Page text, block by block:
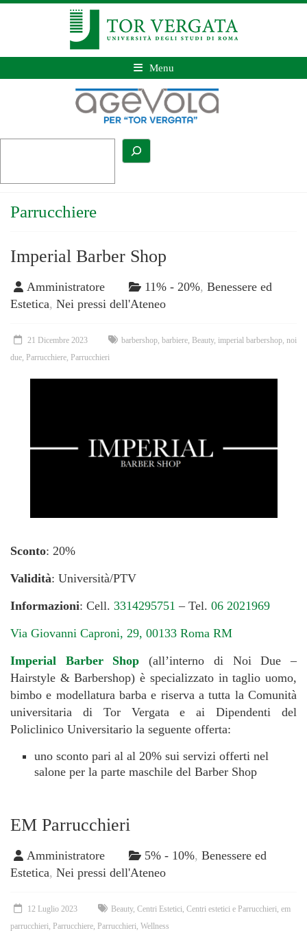
Menu
Parrucchiere
Imperial Barber Shop
Amministratore 11% - 20%, Benessere ed
Estetica, Nei pressi dell'Ateneo
21 Dicembre 2023 barbershop barbiere Beauty, imperial barbershop noi
due Parrucchiere Parrucchieri
Sconto: 20%
Validità: Università/PTV
Informazioni: Cell. 3314295751 – Tel. 06 2021969
Via Giovanni Caproni, 29, 00133 Roma RM
Imperial Barber Shop (all’interno di Noi Due –
Hairstyle & Barbershop) è specializzato in taglio uomo,
bimbo e modellatura barba e riserva a tutta la Comunità
universitaria di Tor Vergata e ai Dipendenti del
Policlinico Universitario la seguente offerta:
uno sconto pari al al 20% sui servizi offerti nel
salone per la parte maschile del Barber Shop
EM Parrucchieri
Amministratore 5% - 10%, Benessere ed
Estetica, Nei pressi dell'Ateneo
12 Luglio 2023 Beauty, Centri Estetici Centri estetici e Parrucchieri em
parrucchieri Parrucchiere Parrucchieri Wellness